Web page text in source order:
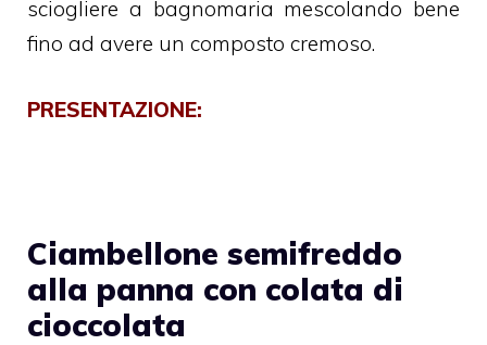
sciogliere a bagnomaria mescolando bene
fino ad avere un composto cremoso.
PRESENTAZIONE:
Ciambellone semifreddo
alla panna con colata di
cioccolata